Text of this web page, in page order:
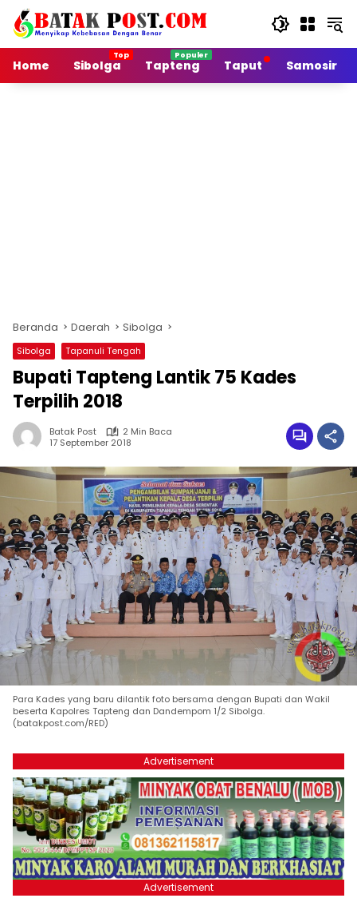
Langsung
konten
Home
Sibolga Tapteng Taput Samosir
Beranda Daerah Sibolga
Sibolga Tapanuli Tengah
Bupati Tapteng Lantik 75 Kades
Terpilih 2018
Batak Post
2 Min Baca
17 September 2018
Para Kades yang baru dilantik foto bersama dengan Bupati dan Wakil
beserta Kapolres Tapteng dan Dandempom 1/2 Sibolga.
(batakpost.com/RED)
Advertisement
Advertisement